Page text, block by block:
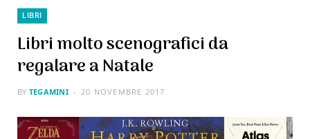
LIBRI
Libri molto scenografici da
regalare a Natale
BY TEGAMINI 20 NOVEMBRE 2017